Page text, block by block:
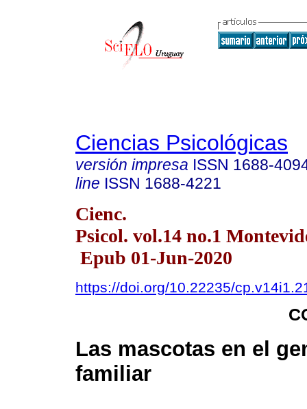
Ciencias Psicológicas
versión impresa ISSN 1688-
line ISSN 1688-4221
Cienc.
Psicol. vol.14 no.1
Epub 01-Jun-2020
https://doi.org/10.22235/
Las mascotas en el
familiar